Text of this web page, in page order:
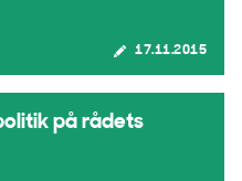
17.11.2015
på rådets